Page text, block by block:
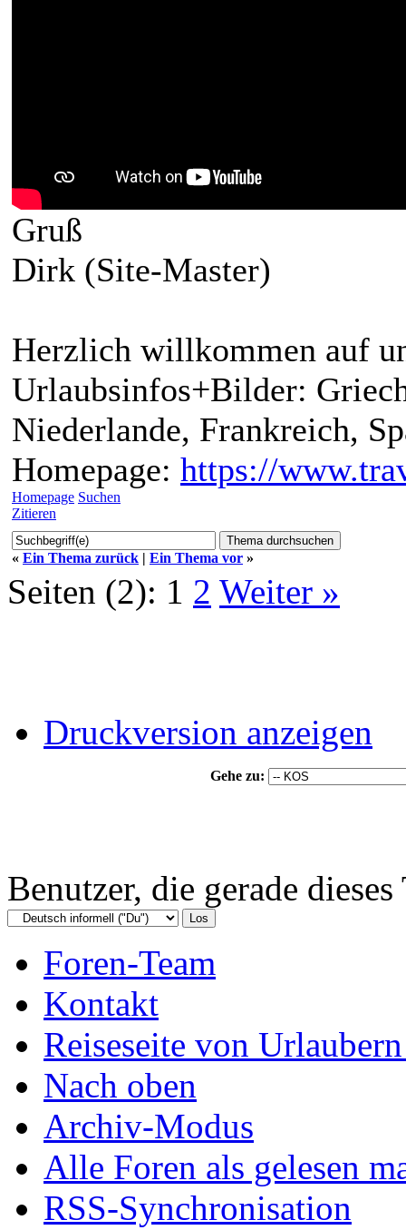
Gruß
Dirk (Site-Master)
Herzlich willkommen auf
Urlaubsinfos+Bilder:
Niederlande, Frankreich,
Homepage: https://
Homepage Suchen
Zitieren
« Ein Thema zurück | Ein Thema vor »
Seiten (2): 1 2 Weiter »
Druckversion anzeigen
Gehe zu:
Benutzer, die gerade
Foren-Team
Kontakt
Reiseseite von
Nach oben
Archiv-Modus
Alle Foren als gelesen
RSS-Synchronisation